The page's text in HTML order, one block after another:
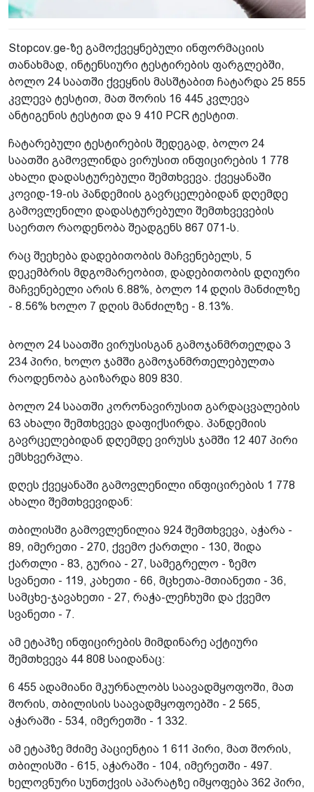
Stopcov.ge-ზე გამოქვეყნებული ინფორმაციის
თანახმად, ინტენსიური ტესტირების ფარგლებში,
ბოლო 24 საათში ქვეყნის მასშტაბით ჩატარდა 25 855
კვლევა ტესტით, მათ შორის 16 445 კვლევა
ანტიგენის ტესტით და 9 410 PCR ტესტით.
ჩატარებული ტესტირების შედეგად, ბოლო 24
საათში გამოვლინდა ვირუსით ინფიცირების 1 778
ახალი დადასტურებული შემთხვევა. ქვეყანაში
კოვიდ-19-ის პანდემიის გავრცელებიდან დღემდე
გამოვლენილი დადასტურებული შემთხვევების
საერთო რაოდენობა შეადგენს 867 071-ს.
რაც შეეხება დადებითობის მაჩვენებელს, 5
დეკემბრის მდგომარეობით, დადებითობის დღიური
მაჩვენებელი არის 6.88%, ბოლო 14 დღის მანძილზე
- 8.56% ხოლო 7 დღის მანძილზე - 8.13%.
ბოლო 24 საათში ვირუსისგან გამოჯანმრთელდა 3
234 პირი, ხოლო ჯამში გამოჯანმრთელებულთა
რაოდენობა გაიზარდა 809 830.
ბოლო 24 საათში კორონავირუსით გარდაცვალების
63 ახალი შემთხვევა დაფიქსირდა. პანდემიის
გავრცელებიდან დღემდე ვირუსს ჯამში 12 407 პირი
ემსხვერპლა.
დღეს ქვეყანაში გამოვლენილი ინფიცირების 1 778
ახალი შემთხვევიდან:
თბილისში გამოვლენილია 924 შემთხვევა, აჭარა -
89, იმერეთი - 270, ქვემო ქართლი - 130, შიდა
ქართლი - 83, გურია - 27, სამეგრელო - ზემო
სვანეთი - 119, კახეთი - 66, მცხეთა-მთიანეთი - 36,
სამცხე-ჯავახეთი - 27, რაჭა-ლეჩხუმი და ქვემო
სვანეთი - 7.
ამ ეტაპზე ინფიცირების მიმდინარე აქტიური
შემთხვევა 44 808 საიდანაც:
6 455 ადამიანი მკურნალობს საავადმყოფოში, მათ
შორის, თბილისის საავადმყოფოებში - 2 565,
აჭარაში - 534, იმერეთში - 1 332.
ამ ეტაპზე მძიმე პაციენტია 1 611 პირი, მათ შორის,
თბილისში - 615, აჭარაში - 104, იმერეთში - 497.
ხელოვნური სუნთქვის აპარატზე იმყოფება 362 პირი,